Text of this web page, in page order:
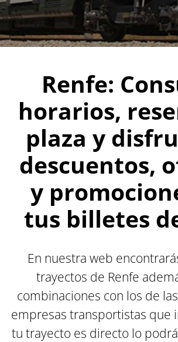
Renfe:
horarios,
plaza y
descuentos,
y
tus billetes
En nuestra web
trayectos de Renfe
combinaciones con los de
empresas transportistas que
tu trayecto es directo lo